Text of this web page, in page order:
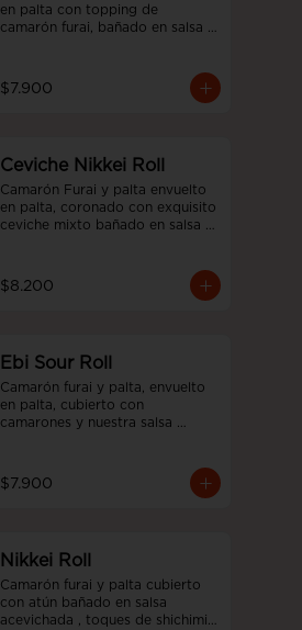
en palta con topping de
camarón furai, bañado en salsa
$7.900
Ceviche Nikkei Roll
Camarón Furai y palta envuelto
en palta, coronado con exquisito
ceviche mixto bañado en salsa
$8.200
Ebi Sour Roll
Camarón furai y palta, envuelto
en palta, cubierto con
camarones y nuestra salsa
$7.900
Nikkei Roll
Camarón furai y palta cubierto
con atún bañado en salsa
acevichada , toques de shichimi